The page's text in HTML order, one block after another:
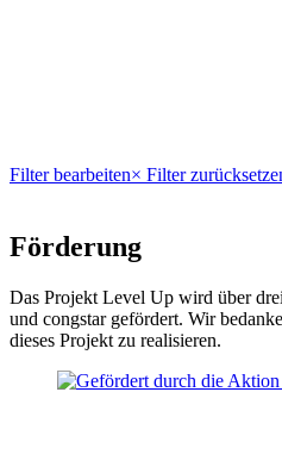
Filter bearbeiten× Filter
Förderung
Das Projekt Level Up wird über
und congstar gefördert. Wir
dieses Projekt zu realisieren.